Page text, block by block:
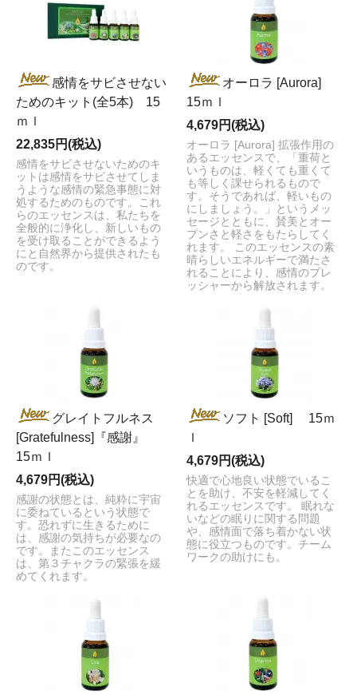
感情をサビさせない
ためのキット(全5本) 15
ｍｌ
22,835円(税込)
感情をサビさせないためのキ
ットは感情をサビさせてしま
うような感情の緊急事態に対
処するためのものです。これ
らのエッセンスは、私たちを
全般的に浄化し、新しいもの
を受け取ることができるよう
にと自然界から提供されたも
のです。
オーロラ [Aurora]
15ｍｌ
4,679円(税込)
オーロラ [Aurora] 拡張作用の
あるエッセンスで、「重荷と
いうものは、軽くても重くて
も等しく課せられるもので
す。そうであれば、軽いもの
にしましょう。」というメッ
セージとともに、賛美とオー
プンさと軽さをもたらしてく
れます。 このエッセンスの素
晴らしいエネルギーで満たさ
れることにより、感情のプレ
ッシャーから解放されます。
グレイトフルネス
[Gratefulness]『感謝』
15ｍｌ
4,679円(税込)
感謝の状態とは、純粋に宇宙
に委ねているという状態で
す。恐れずに生きるために
は、感謝の気持ちが必要なの
です。またこのエッセンス
は、第３チャクラの緊張を緩
めてくれます。
ソフト [Soft] 15ｍ
4,679円(税込)
快適で心地良い状態でいるこ
とを助け、不安を軽減してく
れるエッセンスです。 眠れな
いなどの眠りに関する問題
や、感情面で落ち着かない状
態に役立つものです。チーム
ワークの助けにも。